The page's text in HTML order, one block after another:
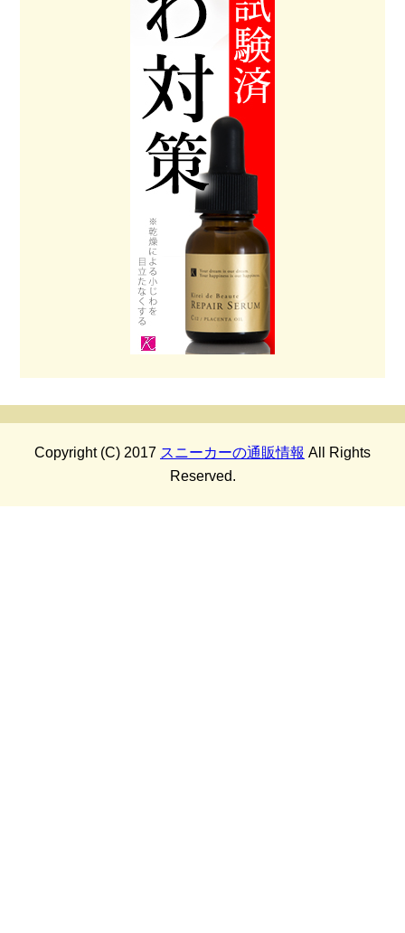
Copyright (C) 2017 スニーカーの通販情報 All Rights
Reserved.